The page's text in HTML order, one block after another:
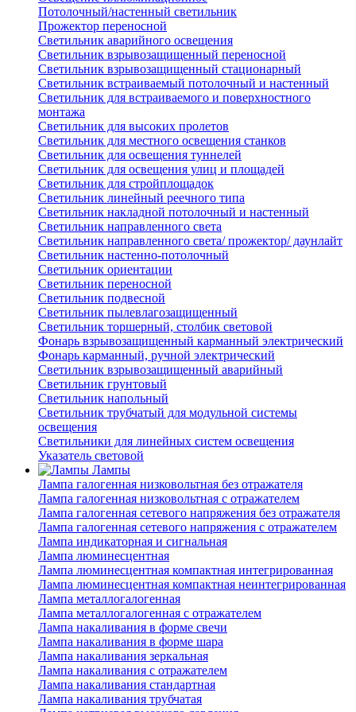
Потолочный/настенный светильник
Прожектор переносной
Светильник аварийного освещения
Светильник взрывозащищенный переносной
Светильник взрывозащищенный стационарный
Светильник встраиваемый потолочный и настенный
Светильник для встраиваемого и поверхностного
монтажа
Светильник для высоких пролетов
Светильник для местного освещения станков
Светильник для освещения туннелей
Светильник для освещения улиц и площадей
Светильник для стройплощадок
Светильник линейный реечного типа
Светильник накладной потолочный и настенный
Светильник направленного света
Светильник направленного света/ прожектор/ даунлайт
Светильник настенно-потолочный
Светильник ориентации
Светильник переносной
Светильник подвесной
Светильник пылевлагозащищенный
Светильник торшерный, столбик световой
Фонарь взрывозащищенный карманный электрический
Фонарь карманный, ручной электрический
Светильник взрывозащищенный аварийный
Светильник грунтовый
Светильник напольный
Светильник трубчатый для модульной системы
освещения
Светильники для линейных систем освещения
Указатель световой
Лампы
Лампа галогенная низковольтная без отражателя
Лампа галогенная низковольтная с отражателем
Лампа галогенная сетевого напряжения без отражателя
Лампа галогенная сетевого напряжения с отражателем
Лампа индикаторная и сигнальная
Лампа люминесцентная
Лампа люминесцентная компактная интегрированная
Лампа люминесцентная компактная неинтегрированная
Лампа металлогалогенная
Лампа металлогалогенная с отражателем
Лампа накаливания в форме свечи
Лампа накаливания в форме шара
Лампа накаливания зеркальная
Лампа накаливания с отражателем
Лампа накаливания стандартная
Лампа накаливания трубчатая